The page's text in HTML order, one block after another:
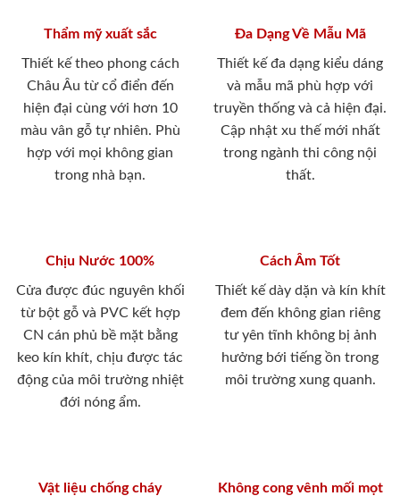
Thẩm mỹ xuất sắc
Thiết kế theo phong cách
Châu Âu từ cổ điển đến
hiện đại cùng với hơn 10
màu vân gỗ tự nhiên. Phù
hợp với mọi không gian
trong nhà bạn.
Đa Dạng Về Mẫu Mã
Thiết kế đa dạng kiểu dáng
và mẫu mã phù hợp với
truyền thống và cả hiện đại.
Cập nhật xu thế mới nhất
trong ngành thi công nội
thất.
Chịu Nước 100%
Cửa được đúc nguyên khối
từ bột gỗ và PVC kết hợp
CN cán phủ bề mặt bằng
keo kín khít, chịu được tác
động của môi trường nhiệt
đới nóng ẩm.
Cách Âm Tốt
Thiết kế dày dặn và kín khít
đem đến không gian riêng
tư yên tĩnh không bị ảnh
hưởng bới tiếng ồn trong
môi trường xung quanh.
Vật liệu chống cháy Không cong vênh mối mọt